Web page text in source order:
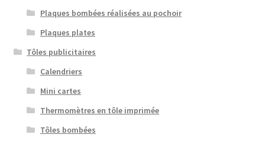
Plaques bombées réalisées au pochoir
Plaques plates
Tôles publicitaires
Calendriers
Mini cartes
Thermomètres en tôle imprimée
Tôles bombées